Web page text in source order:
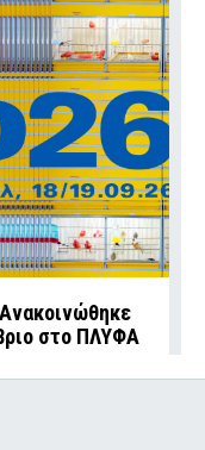
στο ΠΛΥΦΑ